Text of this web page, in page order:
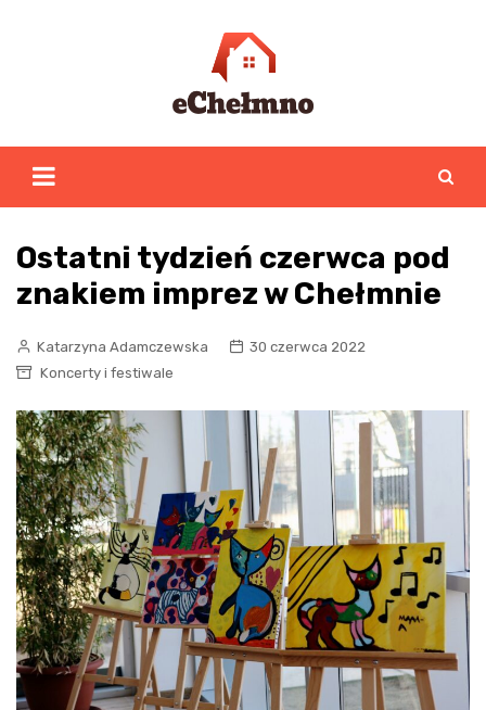
Ostatni tydzień czerwca pod
znakiem imprez w Chełmnie
Katarzyna Adamczewska
30 czerwca 2022
Koncerty i festiwale